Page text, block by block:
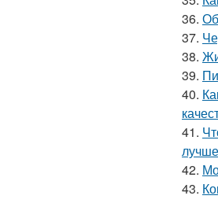
36.
37.
38.
39.
40.
41.
42.
43.